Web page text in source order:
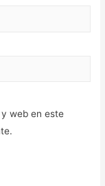
web en este